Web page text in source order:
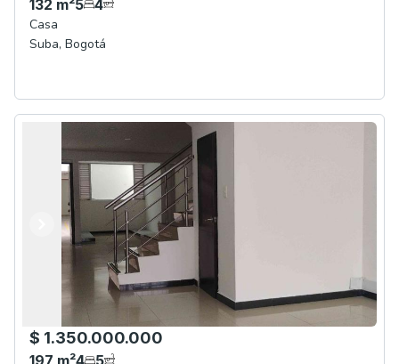
132 m²5 4
Casa
Suba, Bogotá
Anterior
Siguiente
$ 1.350.000.000
197 m²4 5